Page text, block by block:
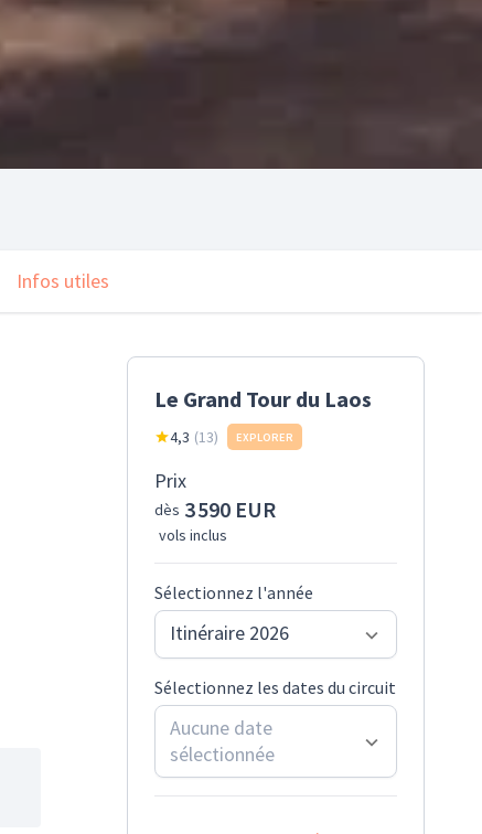
Infos utiles
Le Grand Tour du Laos
4,3 (13) EXPLORER
Prix
dès 3 590 EUR
vols inclus
Sélectionnez l'année
Itinéraire 2026
Sélectionnez les dates du circuit
Aucune date
sélectionnée